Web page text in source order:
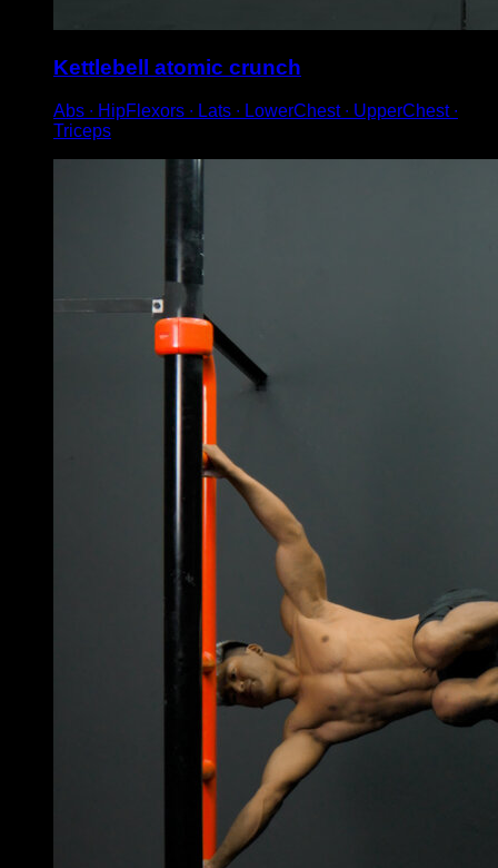
Kettlebell atomic crunch
Abs ∙ HipFlexors ∙ Lats ∙ LowerChest ∙ UpperChest ∙
Triceps